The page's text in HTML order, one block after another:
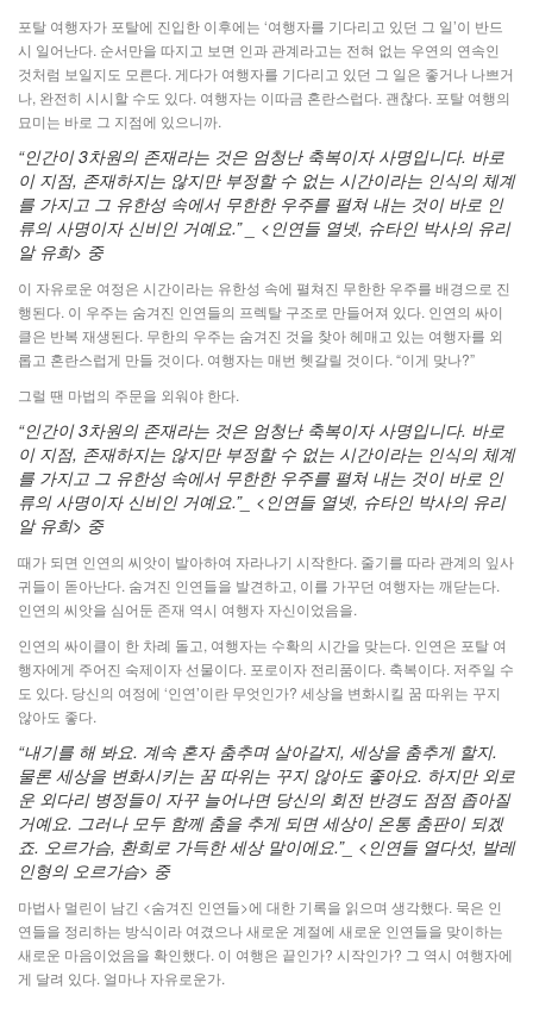
포탈 여행자가 포탈에 진입한 이후에는 ‘여행자를 기다리고 있던 그 일’이 반드
시 일어난다. 순서만을 따지고 보면 인과 관계라고는 전혀 없는 우연의 연속인
것처럼 보일지도 모른다. 게다가 여행자를 기다리고 있던 그 일은 좋거나 나쁘거
나, 완전히 시시할 수도 있다. 여행자는 이따금 혼란스럽다. 괜찮다. 포탈 여행의
묘미는 바로 그 지점에 있으니까.
“인간이 3차원의 존재라는 것은 엄청난 축복이자 사명입니다. 바로
이 지점, 존재하지는 않지만 부정할 수 없는 시간이라는 인식의 체계
를 가지고 그 유한성 속에서 무한한 우주를 펼쳐 내는 것이 바로 인
류의 사명이자 신비인 거예요.” _ <인연들 열넷, 슈타인 박사의 유리
알 유희> 중
이 자유로운 여정은 시간이라는 유한성 속에 펼쳐진 무한한 우주를 배경으로 진
행된다. 이 우주는 숨겨진 인연들의 프렉탈 구조로 만들어져 있다. 인연의 싸이
클은 반복 재생된다. 무한의 우주는 숨겨진 것을 찾아 헤매고 있는 여행자를 외
롭고 혼란스럽게 만들 것이다. 여행자는 매번 헷갈릴 것이다. “이게 맞나?”
그럴 땐 마법의 주문을 외워야 한다.
“인간이 3차원의 존재라는 것은 엄청난 축복이자 사명입니다. 바로
이 지점, 존재하지는 않지만 부정할 수 없는 시간이라는 인식의 체계
를 가지고 그 유한성 속에서 무한한 우주를 펼쳐 내는 것이 바로 인
류의 사명이자 신비인 거예요.”_ <인연들 열넷, 슈타인 박사의 유리
알 유희> 중
때가 되면 인연의 씨앗이 발아하여 자라나기 시작한다. 줄기를 따라 관계의 잎사
귀들이 돋아난다. 숨겨진 인연들을 발견하고, 이를 가꾸던 여행자는 깨닫는다.
인연의 씨앗을 심어둔 존재 역시 여행자 자신이었음을.
인연의 싸이클이 한 차례 돌고, 여행자는 수확의 시간을 맞는다. 인연은 포탈 여
행자에게 주어진 숙제이자 선물이다. 포로이자 전리품이다. 축복이다. 저주일 수
도 있다. 당신의 여정에 ‘인연’이란 무엇인가? 세상을 변화시킬 꿈 따위는 꾸지
않아도 좋다.
“내기를 해 봐요. 계속 혼자 춤추며 살아갈지, 세상을 춤추게 할지.
물론 세상을 변화시키는 꿈 따위는 꾸지 않아도 좋아요. 하지만 외로
운 외다리 병정들이 자꾸 늘어나면 당신의 회전 반경도 점점 좁아질
거예요. 그러나 모두 함께 춤을 추게 되면 세상이 온통 춤판이 되겠
죠. 오르가슴, 환희로 가득한 세상 말이에요.”_ <인연들 열다섯, 발레
인형의 오르가슴> 중
마법사 멀린이 남긴 <숨겨진 인연들>에 대한 기록을 읽으며 생각했다. 묵은 인
연들을 정리하는 방식이라 여겼으나 새로운 계절에 새로운 인연들을 맞이하는
새로운 마음이었음을 확인했다. 이 여행은 끝인가? 시작인가? 그 역시 여행자에
게 달려 있다. 얼마나 자유로운가.